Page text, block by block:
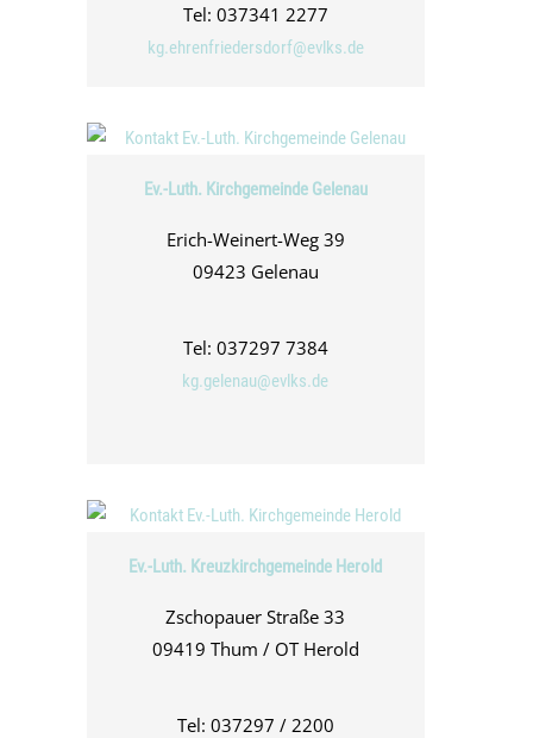
Tel: 037341 2277
kg.ehrenfriedersdorf@evlks.de
Ev.-Luth. Kirchgemeinde Gelenau
Erich-Weinert-Weg 39
09423 Gelenau
Tel: 037297 7384
kg.gelenau@evlks.de
Ev.-Luth. Kreuzkirchgemeinde Herold
Zschopauer Straße 33
09419 Thum / OT Herold
Tel: 037297 / 2200